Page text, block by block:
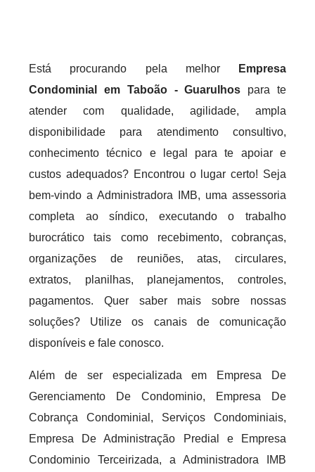
Está procurando pela melhor
Empresa
Condominial em Taboão - Guarulhos para te
atender com qualidade, agilidade, ampla
disponibilidade para atendimento consultivo,
conhecimento técnico e legal para te apoiar e
custos adequados? Encontrou o lugar certo! Seja
bem-vindo a Administradora IMB, uma assessoria
completa ao síndico, executando o trabalho
burocrático tais como recebimento, cobranças,
organizações de reuniões, atas, circulares,
extratos, planilhas, planejamentos, controles,
pagamentos. Quer saber mais sobre nossas
soluções? Utilize os canais de comunicação
disponíveis e fale conosco.
Além de ser especializada em Empresa De
Gerenciamento De Condominio, Empresa De
Cobrança Condominial, Serviços Condominiais,
Empresa De Administração Predial e Empresa
Condominio Terceirizada, a Administradora IMB